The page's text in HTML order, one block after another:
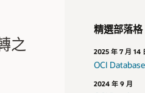
之
精選部落格
2025 年 7 月 14
OCI
2024 年 9 月